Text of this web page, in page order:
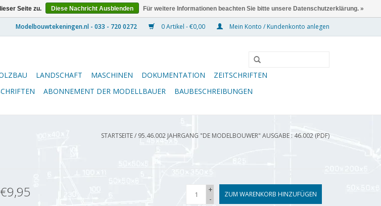
0 Artikel - €0,00 Mein Konto / Kundenkonto anlegen
LANDSCHAFT MASCHINEN DOKUMENTATION
ZEITSCHRIFTEN
ABONNEMENT DER MODELLBAUER BAUBESCHREIBUNGEN
STARTSEITE/ 95.46.002 JAHRGANG "DE MODELBOUWER" AUSGABE : 46.002 (PDF)
€9,95
+
-
ZUM WARENKORB HINZUFÜGEN
Seite zu. Diese Nachricht Ausblenden Für weitere Informationen beachten Sie bitte unsere Datenschutzerklärung. »